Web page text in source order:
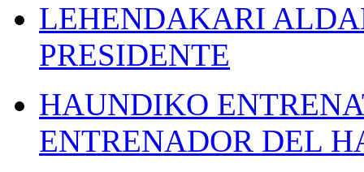
LEHENDAKARI
PRESIDENTE
HAUNDIKO
ENTRENADOR DEL